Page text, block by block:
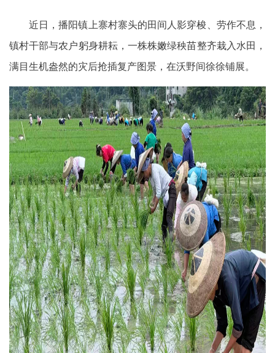
近日，播阳镇上寨村寨头的田间人影穿梭、劳作不息，
镇村干部与农户躬身耕耘，一株株嫩绿秧苗整齐栽入水田，
满目生机盎然的灾后抢插复产图景，在沃野间徐徐铺展。